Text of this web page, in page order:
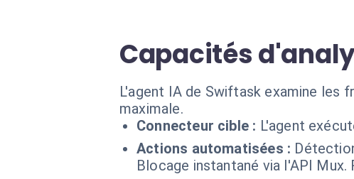
Capacités
L'agent IA de Swiftask examine les
maximale.
Connecteur cible : L'agent
Actions automatisées :
Blocage instantané via l'API